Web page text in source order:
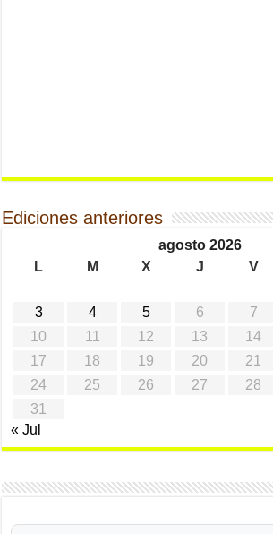
Ediciones anteriores
agosto 2026
L
M X J V
3
4 5 6 7
10
11 12 13 14
17
18 19 20 21
24
25 26 27 28
31
« Jul